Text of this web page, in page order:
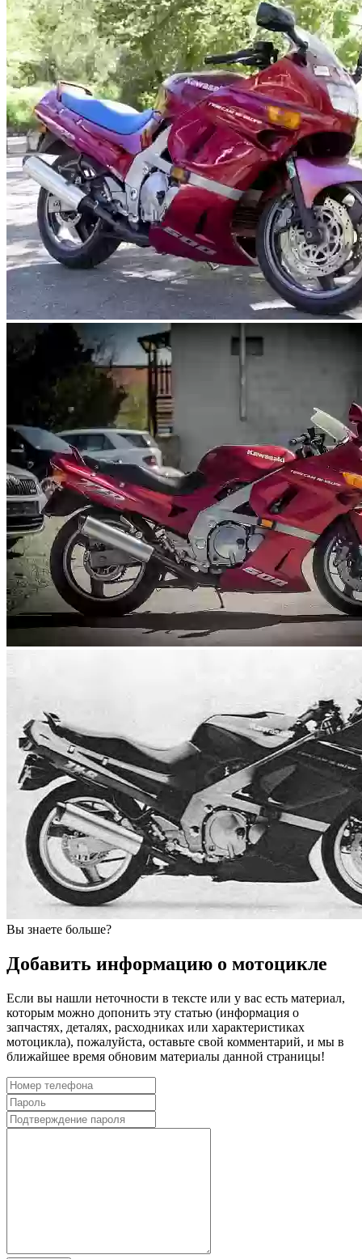
Вы знаете больше?
Добавить информацию о мотоцикле
Если вы нашли неточности в тексте или у вас есть материал,
которым можно допонить эту статью (информация о
запчастях, деталях, расходниках или характеристиках
мотоцикла), пожалуйста, оставьте свой комментарий, и мы в
ближайшее время обновим материалы данной страницы!